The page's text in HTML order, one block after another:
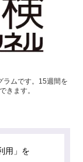
ラムです。15週間を
きます。
用」を